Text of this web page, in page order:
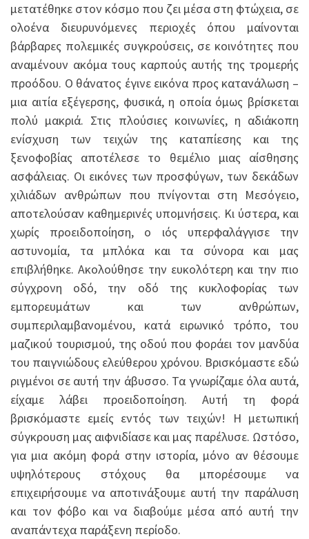
μετατέθηκε στον κόσμο που ζει μέσα στη φτώχεια, σε
ολοένα διευρυνόμενες περιοχές όπου μαίνονται
βάρβαρες πολεμικές συγκρούσεις, σε κοινότητες που
αναμένουν ακόμα τους καρπούς αυτής της τρομερής
προόδου. Ο θάνατος έγινε εικόνα προς κατανάλωση –
μια αιτία εξέγερσης, φυσικά, η οποία όμως βρίσκεται
πολύ μακριά. Στις πλούσιες κοινωνίες, η αδιάκοπη
ενίσχυση των τειχών της καταπίεσης και της
ξενοφοβίας αποτέλεσε το θεμέλιο μιας αίσθησης
ασφάλειας. Οι εικόνες των προσφύγων, των δεκάδων
χιλιάδων ανθρώπων που πνίγονται στη Μεσόγειο,
αποτελούσαν καθημερινές υπομνήσεις. Κι ύστερα, και
χωρίς προειδοποίηση, ο ιός υπερφαλάγγισε την
αστυνομία, τα μπλόκα και τα σύνορα και μας
επιβλήθηκε. Ακολούθησε την ευκολότερη και την πιο
σύγχρονη οδό, την οδό της κυκλοφορίας των
εμπορευμάτων και των ανθρώπων,
συμπεριλαμβανομένου, κατά ειρωνικό τρόπο, του
μαζικού τουρισμού, της οδού που φοράει τον μανδύα
του παιγνιώδους ελεύθερου χρόνου. Βρισκόμαστε εδώ
ριγμένοι σε αυτή την άβυσσο. Τα γνωρίζαμε όλα αυτά,
είχαμε λάβει προειδοποίηση. Αυτή τη φορά
βρισκόμαστε εμείς εντός των τειχών! Η μετωπική
σύγκρουση μας αιφνιδίασε και μας παρέλυσε. Ωστόσο,
για μια ακόμη φορά στην ιστορία, μόνο αν θέσουμε
υψηλότερους στόχους θα μπορέσουμε να
επιχειρήσουμε να αποτινάξουμε αυτή την παράλυση
και τον φόβο και να διαβούμε μέσα από αυτή την
αναπάντεχα παράξενη περίοδο.